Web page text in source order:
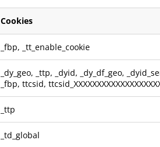
Cookies
_fbp, _tt_enable_cookie
_dy_geo, _ttp, _dyid, _dy_df_geo,
_fbp, ttcsid,
_ttp
_td_global